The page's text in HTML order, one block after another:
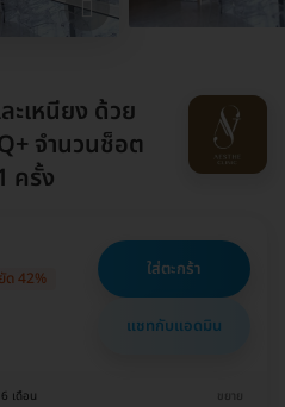
เหนียง ด้วย
จำนวนช็อต
ครั้ง
ด 42% ใส่ตะกร้า
แชทกับแอดมิน
เดือน ขยาย